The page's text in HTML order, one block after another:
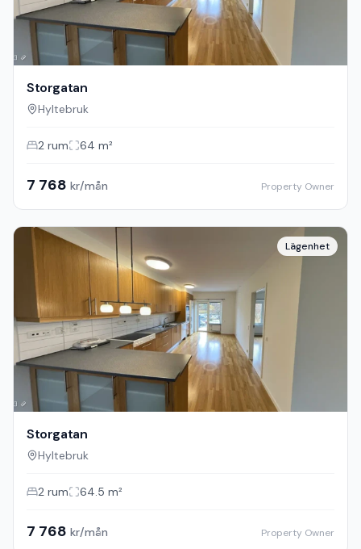
Storgatan
Hyltebruk
2 rum 64 m²
7 768 kr/mån Property Owner
Lägenhet
Storgatan
Hyltebruk
2 rum 64.5 m²
7 768 kr/mån Property Owner